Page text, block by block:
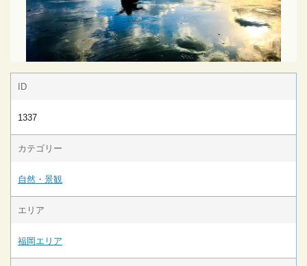
ID
1337
カテゴリー
自然・景観
エリア
福岡エリア